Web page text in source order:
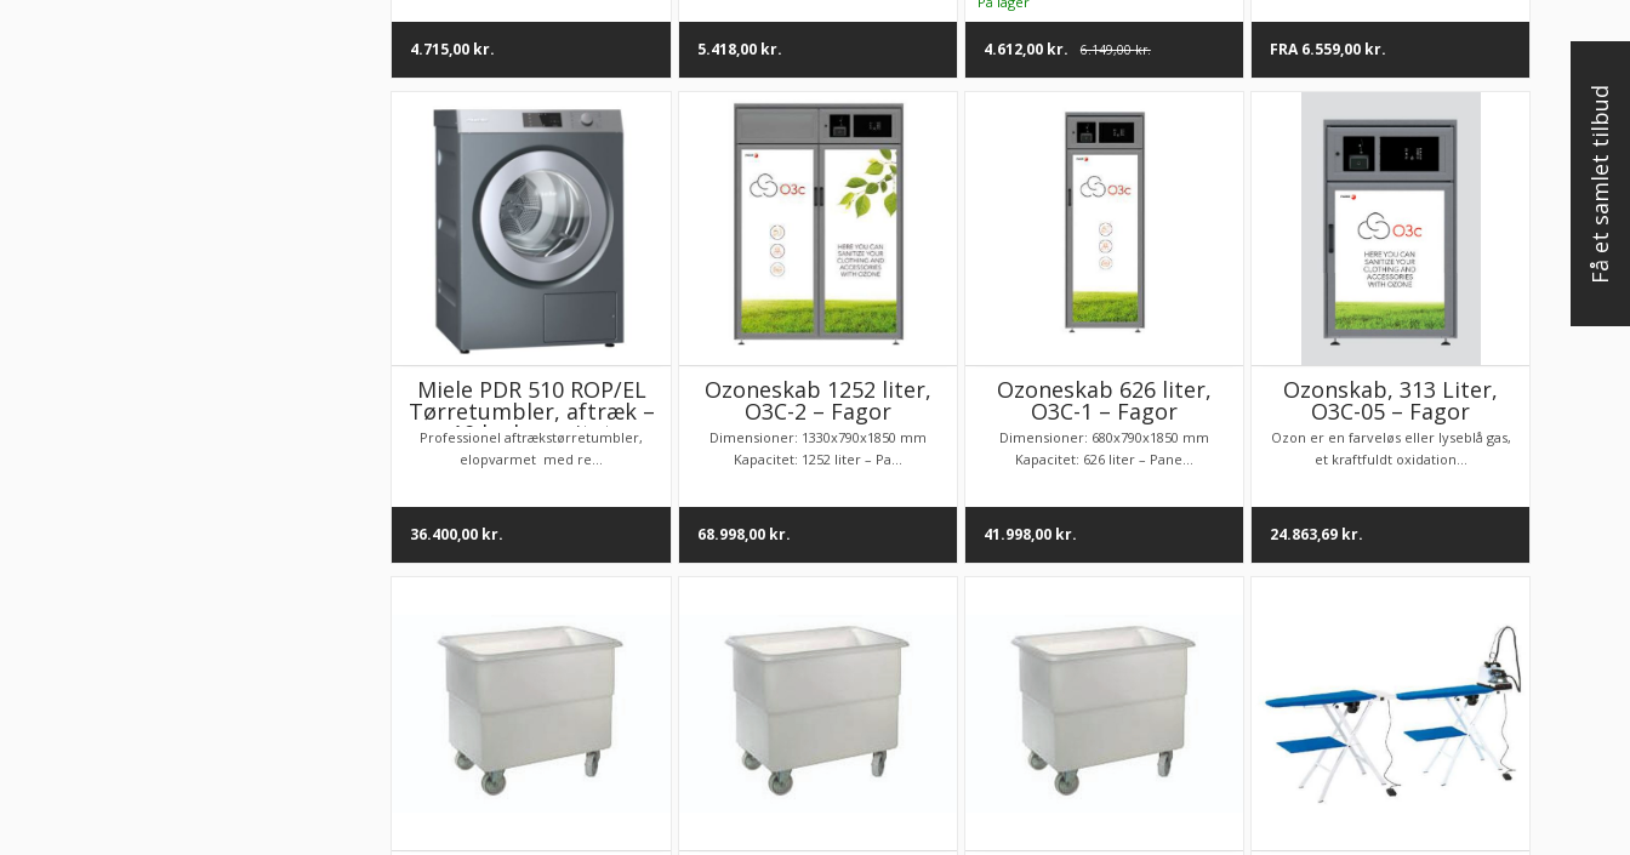
4.715,00 kr. 5.418,00 kr. 4.612,00 kr. 6.149,00kr. FRA6.559,00 kr.
Miele PDR 510 ROP/EL
Tørretumbler, aftræk –
10 kg kapacitet
Professionel aftrækstørretumbler,
elopvarmet med re...
36.400,00 kr.
Ozoneskab 1252 liter,
O3C-2 – Fagor
Dimensioner: 1330x790x1850 mm
Kapacitet: 1252 liter – Pa...
68.998,00 kr.
Ozoneskab 626 liter,
O3C-1 – Fagor
Dimensioner: 680x790x1850 mm
Kapacitet: 626 liter – Pane...
41.998,00 kr.
Ozonskab, 313 Liter,
O3C-05 – Fagor
Ozon er en farveløs eller lyseblå gas,
et kraftfuldt oxidation...
24.863,69 kr.
Få et samlet tilbud